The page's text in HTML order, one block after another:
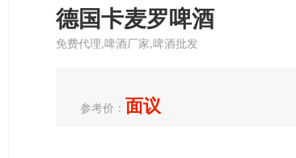
德国卡麦罗啤酒
免费代理,啤酒厂家,啤酒批发
参考价： 面议